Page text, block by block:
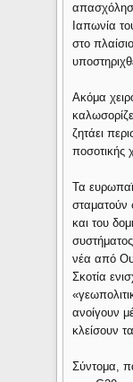
Ιαπωνία
στο
Ακόμα
ζητάει
ποσοτικής
Τα
και του
νέα από
Σκοτία
ανοίγουν
κλείσουν
Σύντομα,